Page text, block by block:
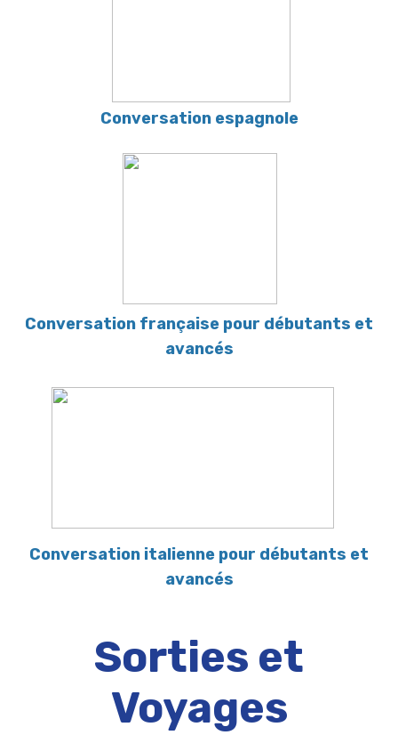
Conversation espagnole
Conversation française pour débutants et
avancés
Conversation italienne pour débutants et
avancés
Sorties et
Voyages